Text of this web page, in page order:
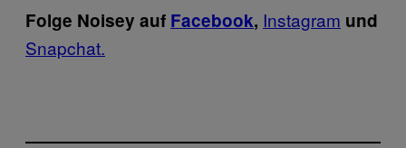
Folge Noisey auf Facebook, Instagram und
Snapchat.